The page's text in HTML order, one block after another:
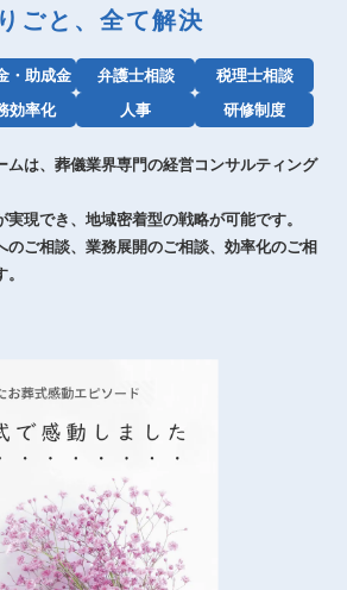
ごと、全て解決
・助成金 弁護士相談
税理士相談
効率化 人事 研修制度
ムは、葬儀業界専門の経営コンサルティング
現でき、地域密着型の戦略が可能です。
のご相談、業務展開のご相談、効率化のご相